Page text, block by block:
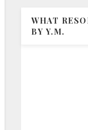
WHAT
BY Y.M.